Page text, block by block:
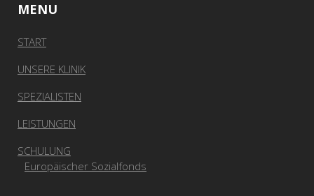
MENU
START
UNSERE KLINIK
SPEZIALISTEN
LEISTUNGEN
SCHULUNG
Europäischer Sozialfonds